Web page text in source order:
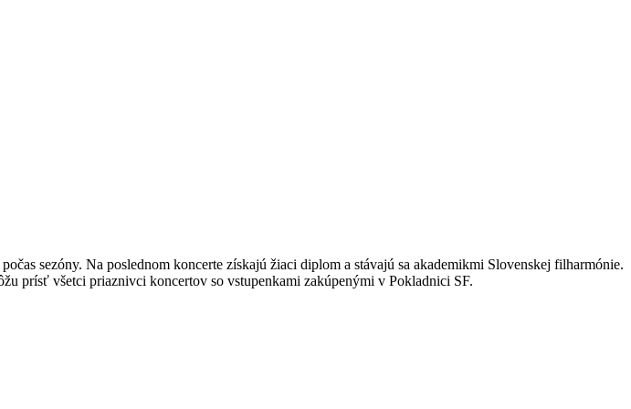
sezóny. Na poslednom koncerte získajú žiaci diplom a stávajú sa akademikmi Slovenskej filharmónie.
prísť všetci priaznivci koncertov so vstupenkami zakúpenými v Pokladnici SF.